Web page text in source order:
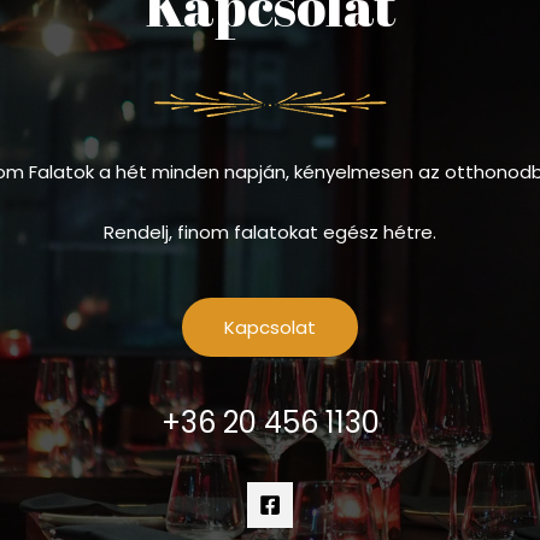
Falatok a hét minden napján, kényelmesen az
Rendelj, finom falatokat egész hétre.
Kapcsolat
+36 20 456 1130